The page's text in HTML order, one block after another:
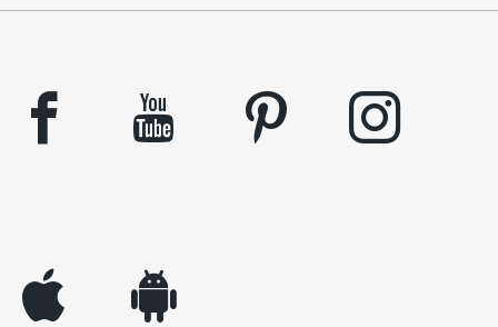
facebook youtube pinterest instagram
appleinc android